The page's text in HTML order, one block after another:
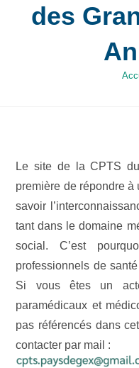
des
Le site de la CPTS
première de répondre à
savoir
tant dans le domaine
social. C’est
professionnels de
Si vous êtes un
paramédicaux et
pas référencés dans
contacter par mail :